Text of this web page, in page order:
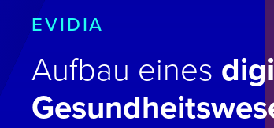
EVIDIA
Aufbau eines